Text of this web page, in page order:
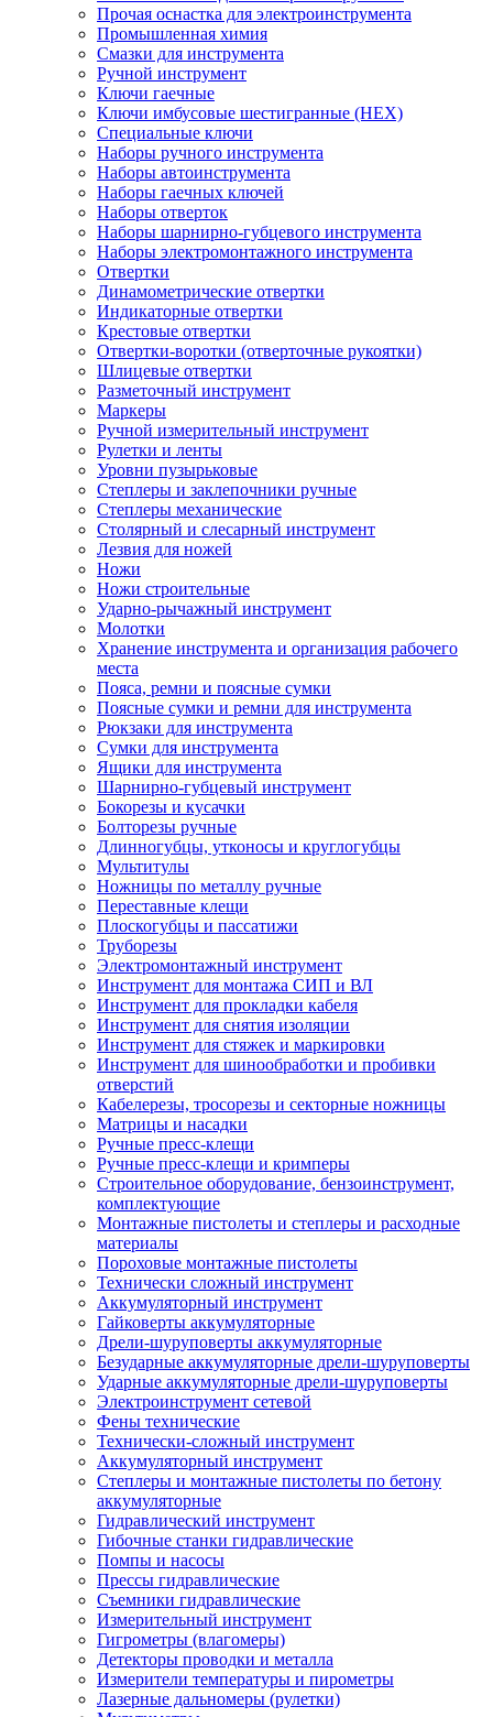
Прочая оснастка для электроинструмента
Промышленная химия
Смазки для инструмента
Ручной инструмент
Ключи гаечные
Ключи имбусовые шестигранные (HEX)
Специальные ключи
Наборы ручного инструмента
Наборы автоинструмента
Наборы гаечных ключей
Наборы отверток
Наборы шарнирно-губцевого инструмента
Наборы электромонтажного инструмента
Отвертки
Динамометрические отвертки
Индикаторные отвертки
Крестовые отвертки
Отвертки-воротки (отверточные рукоятки)
Шлицевые отвертки
Разметочный инструмент
Маркеры
Ручной измерительный инструмент
Рулетки и ленты
Уровни пузырьковые
Степлеры и заклепочники ручные
Степлеры механические
Столярный и слесарный инструмент
Лезвия для ножей
Ножи
Ножи строительные
Ударно-рычажный инструмент
Молотки
Хранение инструмента и организация рабочего
места
Пояса, ремни и поясные сумки
Поясные сумки и ремни для инструмента
Рюкзаки для инструмента
Сумки для инструмента
Ящики для инструмента
Шарнирно-губцевый инструмент
Бокорезы и кусачки
Болторезы ручные
Длинногубцы, утконосы и круглогубцы
Мультитулы
Ножницы по металлу ручные
Переставные клещи
Плоскогубцы и пассатижи
Труборезы
Электромонтажный инструмент
Инструмент для монтажа СИП и ВЛ
Инструмент для прокладки кабеля
Инструмент для снятия изоляции
Инструмент для стяжек и маркировки
Инструмент для шинообработки и пробивки
отверстий
Кабелерезы, тросорезы и секторные ножницы
Матрицы и насадки
Ручные пресс-клещи
Ручные пресс-клещи и кримперы
Строительное оборудование, бензоинструмент,
комплектующие
Монтажные пистолеты и степлеры и расходные
материалы
Пороховые монтажные пистолеты
Технически сложный инструмент
Аккумуляторный инструмент
Гайковерты аккумуляторные
Дрели-шуруповерты аккумуляторные
Безударные аккумуляторные дрели-шуруповерты
Ударные аккумуляторные дрели-шуруповерты
Электроинструмент сетевой
Фены технические
Технически-сложный инструмент
Аккумуляторный инструмент
Степлеры и монтажные пистолеты по бетону
аккумуляторные
Гидравлический инструмент
Гибочные станки гидравлические
Помпы и насосы
Прессы гидравлические
Съемники гидравлические
Измерительный инструмент
Гигрометры (влагомеры)
Детекторы проводки и металла
Измерители температуры и пирометры
Лазерные дальномеры (рулетки)